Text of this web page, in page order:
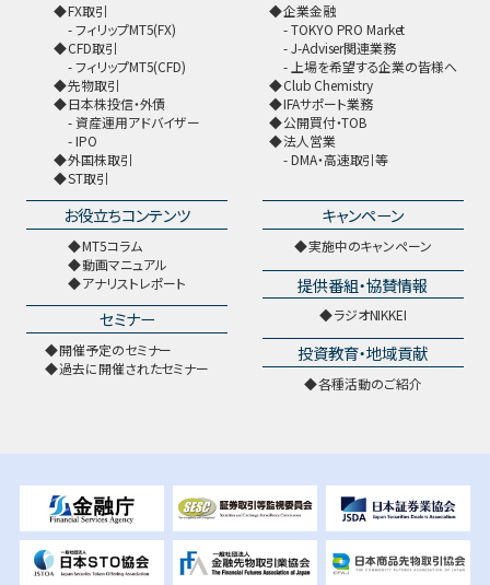
FX取引
フィリップMT5(FX)
CFD取引
フィリップMT5(CFD)
先物取引
日本株投信・外債
資産運用アドバイザー
IPO
外国株取引
ST取引
企業金融
TOKYO PRO Market
J-Adviser関連業務
上場を希望する企業の皆様へ
Club Chemistry
IFAサポート業務
公開買付・TOB
法人営業
DMA・高速取引等
お役立ちコンテンツ
MT5コラム
動画マニュアル
アナリストレポート
セミナー
開催予定のセミナー
過去に開催されたセミナー
キャンペーン
実施中のキャンペーン
提供番組・協賛情報
ラジオNIKKEI
投資教育・地域貢献
各種活動のご紹介